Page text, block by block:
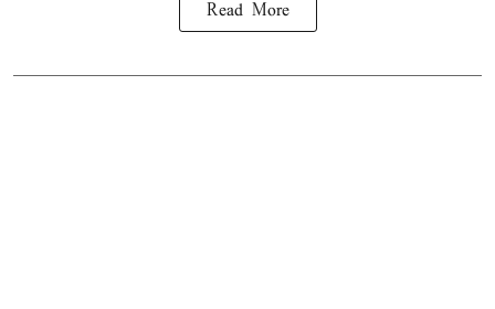
Read More